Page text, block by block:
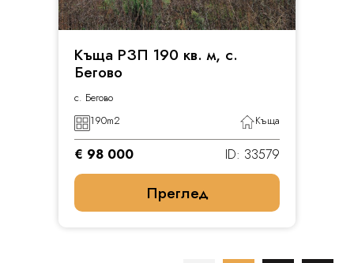
Къща РЗП 190 кв. м, с.
Бегово
с. Бегово
190m2 Къща
€ 98 000 ID: 33579
Преглед